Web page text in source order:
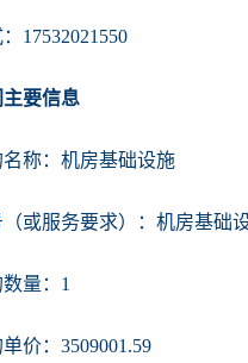
17532021550
要信息
称：机房基础设施
或服务要求）：机房基础
量：1
价：3509001.59